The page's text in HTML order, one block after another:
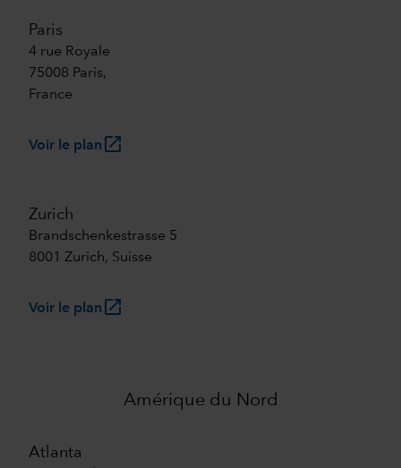
Paris
4 rue Royale
75008 Paris,
France
Voir le plan launch
Zurich
Brandschenkestrasse 5
8001 Zurich, Suisse
Voir le plan launch
Amérique du Nord
Atlanta